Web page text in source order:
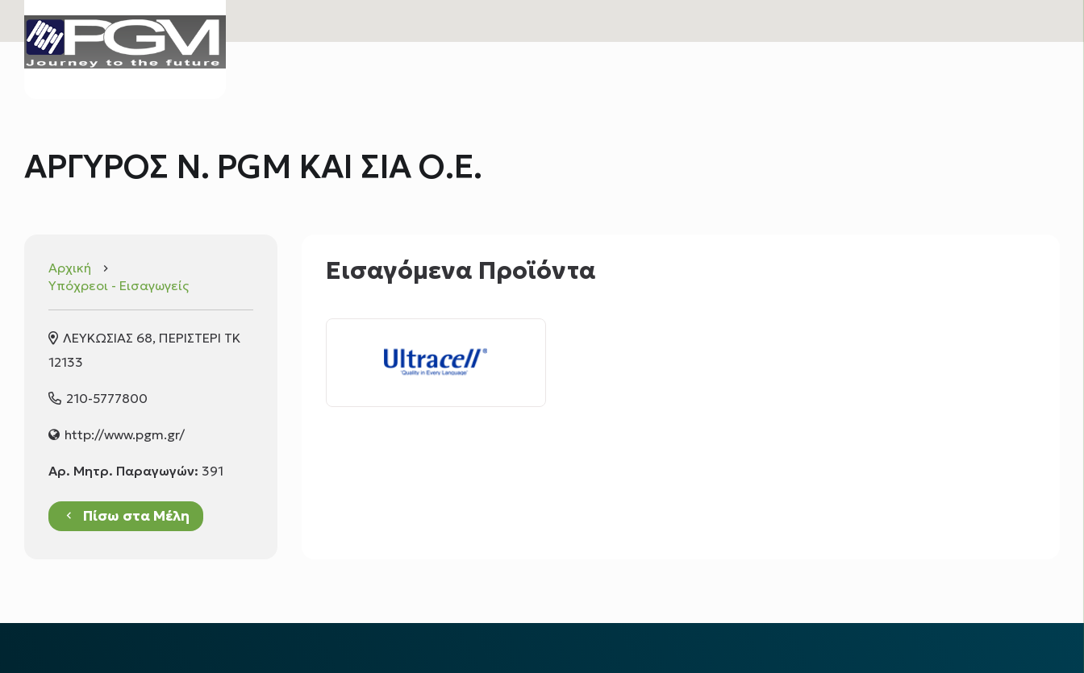
ΑΡΓΥΡΟΣ N. PGM ΚΑΙ ΣΙΑ Ο.Ε.
Αρχική keyboard_arrow_right
Υπόχρεοι - Εισαγωγείς
ΛΕΥΚΩΣΙΑΣ 68, ΠΕΡΙΣΤΕΡΙ TK
12133
210-5777800
http://www.pgm.gr/
Αρ. Μητρ. Παραγωγών: 391
keyboard_arrow_left Πίσω στα Μέλη
Εισαγόμενα Προϊόντα